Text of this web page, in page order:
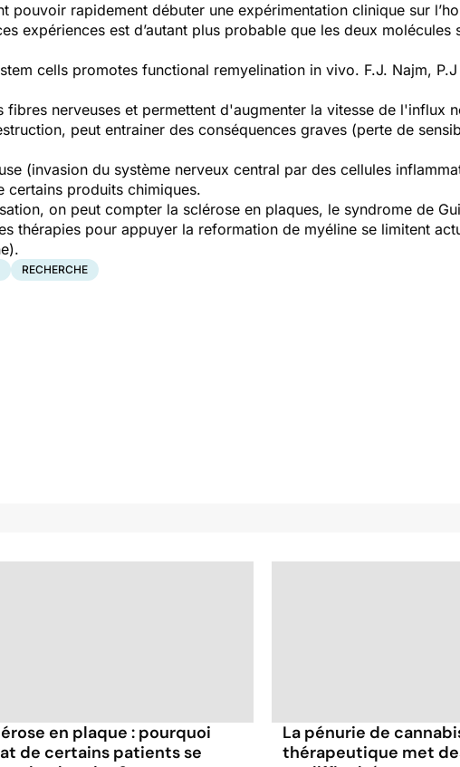
pouvoir rapidement débuter une expérimentation clinique sur
expériences est d’autant plus probable que les deux molécules
cells promotes functional remyelination in vivo. F.J. Najm,
nerveuses et permettent d'augmenter la vitesse de l'influx
peut entrainer des conséquences graves (perte de
(invasion du système nerveux central par des cellules
certains produits chimiques.
on peut compter la sclérose en plaques, le syndrome de
thérapies pour appuyer la reformation de myéline se limitent
RECHERCHE
en plaque : pourquoi
de certains patients se
La pénurie de
thérapeutique met